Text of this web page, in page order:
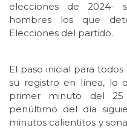
elecciones de 2024-
hombres los que
Elecciones del partido.
El paso inicial para
su registro en línea, lo
primer minuto del
penúltimo del día
minutos calientitos y